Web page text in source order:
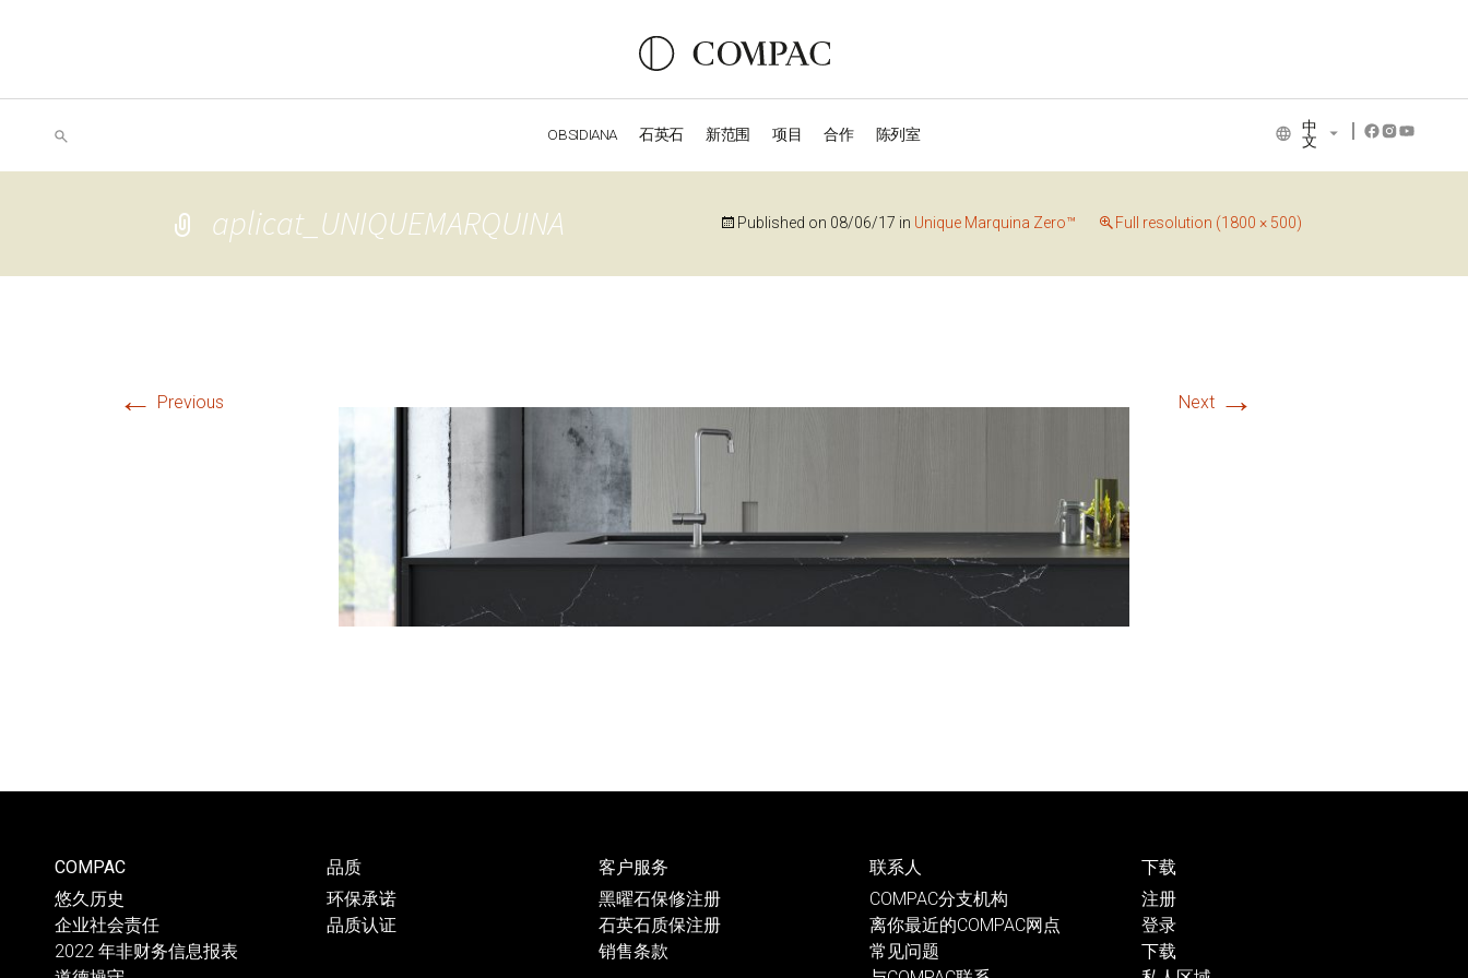
OBSIDIANA 石英石 新范围 项目 合作 陈列室
中
文
aplicat_UNIQUEMARQUINA Published on 08/06/17 in Unique Marquina Zero™ Full resolution (1800 × 500)
← Previous Next →
COMPAC
悠久历史
企业社会责任
2022 年非财务信息报表
品质
环保承诺
品质认证
客户服务
黑曜石保修注册
石英石质保注册
销售条款
联系人
COMPAC分支机构
离你最近的COMPAC网点
常见问题
下载
注册
登录
下载